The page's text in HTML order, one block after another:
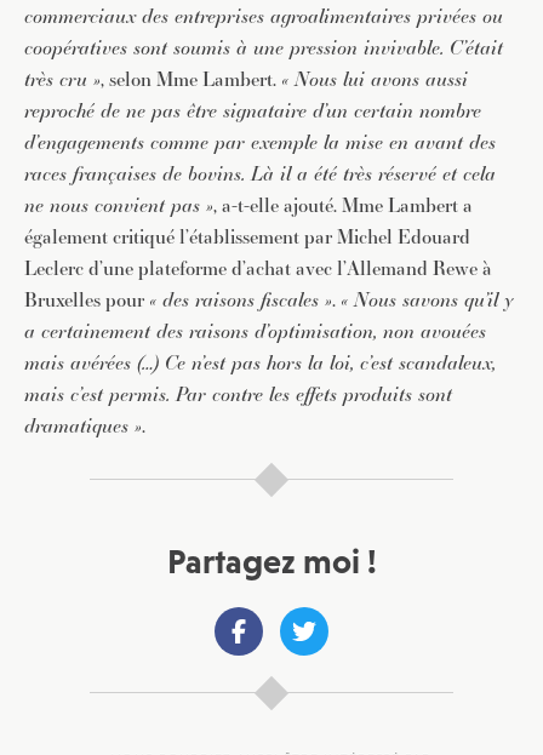
commerciaux des entreprises agroalimentaires privées ou
coopératives sont soumis à une pression invivable. C’était
très cru », selon Mme Lambert. « Nous lui avons aussi
reproché de ne pas être signataire d’un certain nombre
d’engagements comme par exemple la mise en avant des
races françaises de bovins. Là il a été très réservé et cela
ne nous convient pas », a-t-elle ajouté. Mme Lambert a
également critiqué l’établissement par Michel Edouard
Leclerc d’une plateforme d’achat avec l’Allemand Rewe à
Bruxelles pour « des raisons fiscales ». « Nous savons qu’il y
a certainement des raisons d’optimisation, non avouées
mais avérées (…) Ce n’est pas hors la loi, c’est scandaleux,
mais c’est permis. Par contre les effets produits sont
dramatiques ».
Partagez moi !